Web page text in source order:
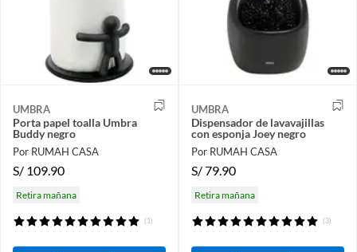
UMBRA
Porta papel toalla Umbra
Buddy negro
Por RUMAH CASA
S/ 109.90
Retira mañana
(1)
UMBRA
Dispensador de lavavajillas
con esponja Joey negro
Por RUMAH CASA
S/79.90
Retira mañana
(3)